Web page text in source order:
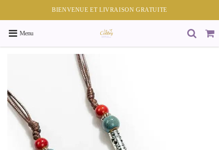
BIENVENUE ET LIVRAISON GRATUITE
Menu